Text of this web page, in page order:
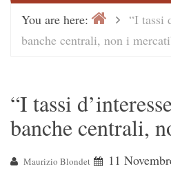
You are here: Home“I tassi
banche centrali, non i
“I tassi
banche centrali,
Maurizio Blondet 11